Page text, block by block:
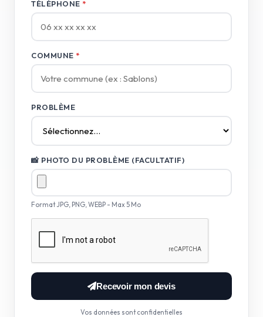
TÉLÉPHONE *
COMMUNE *
PROBLÈME
📸 PHOTO DU PROBLÈME (FACULTATIF)
Format JPG, PNG, WEBP - Max 5 Mo
Recevoir mon devis
Vos données sont confidentielles